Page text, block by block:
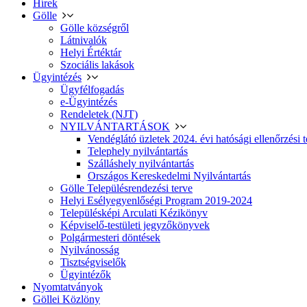
Hírek
Gölle
Gölle községről
Látnivalók
Helyi Értéktár
Szociális lakások
Ügyintézés
Ügyfélfogadás
e-Ügyintézés
Rendeletek (NJT)
NYILVÁNTARTÁSOK
Vendéglátó üzletek 2024. évi hatósági ellenőrzési
Telephely nyilvántartás
Szálláshely nyilvántartás
Országos Kereskedelmi Nyilvántartás
Gölle Településrendezési terve
Helyi Esélyegyenlőségi Program 2019-2024
Településképi Arculati Kézikönyv
Képviselő-testületi jegyzőkönyvek
Polgármesteri döntések
Nyilvánosság
Tisztségviselők
Ügyintézők
Nyomtatványok
Göllei Közlöny